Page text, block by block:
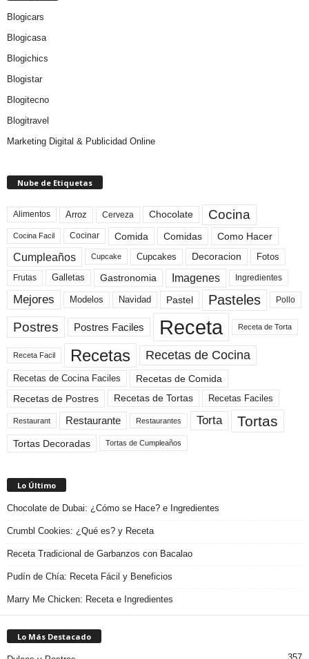
Blogicars
Blogicasa
Blogichics
Blogistar
Blogitecno
Blogitravel
Marketing Digital & Publicidad Online
Nube de Etiquetas
Alimentos Arroz Cerveza Chocolate Cocina
Cocina Facil Cocinar Comida Comidas Como Hacer
Cumpleaños Cupcake Cupcakes Decoracion Fotos
Frutas Galletas Gastronomia Imagenes Ingredientes
Mejores Modelos Navidad Pastel Pasteles Pollo
Postres Postres Faciles Receta Receta de Torta
Receta Facil Recetas Recetas de Cocina
Recetas de Cocina Faciles
Recetas de Comida
Recetas de Postres
Recetas de Tortas Recetas Faciles
Restaurant Restaurante Restaurantes Torta Tortas
Tortas Decoradas Tortas de Cumpleaños
Lo Último
Chocolate de Dubai: ¿Cómo se Hace? e Ingredientes
Crumbl Cookies: ¿Qué es? y Receta
Receta Tradicional de Garbanzos con Bacalao
Pudín de Chía: Receta Fácil y Beneficios
Marry Me Chicken: Receta e Ingredientes
Lo Más Destacado